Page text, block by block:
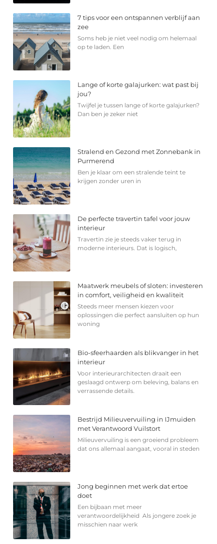
7 tips voor een ontspannen verblijf aan
zee
Soms heb je niet veel nodig om helemaal
op te laden. Een
Lange of korte galajurken: wat past bij
jou?
Twijfel je tussen lange of korte galajurken?
Dan ben je zeker niet
Stralend en Gezond met Zonnebank in
Purmerend
Ben je klaar om een stralende teint te
krijgen zonder uren in
De perfecte travertin tafel voor jouw
interieur
Travertin zie je steeds vaker terug in
moderne interieurs. Dat is logisch,
Maatwerk meubels of sloten: investeren
in comfort, veiligheid en kwaliteit
Steeds meer mensen kiezen voor
oplossingen die perfect aansluiten op hun
woning
Bio-sfeerhaarden als blikvanger in het
interieur
Voor interieurarchitecten draait een
geslaagd ontwerp om beleving, balans en
verrassende details.
Bestrijd Milieuvervuiling in IJmuiden
met Verantwoord Vuilstort
Milieuvervuiling is een groeiend probleem
dat ons allemaal aangaat, vooral in steden
Jong beginnen met werk dat ertoe
doet
Een bijbaan met meer
verantwoordelijkheid Als jongere zoek je
misschien naar werk